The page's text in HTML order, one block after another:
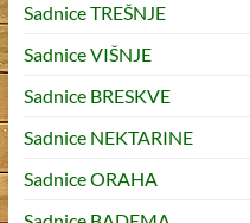
Sadnice TREŠNJE
Sadnice VIŠNJE
Sadnice BRESKVE
Sadnice NEKTARINE
Sadnice ORAHA